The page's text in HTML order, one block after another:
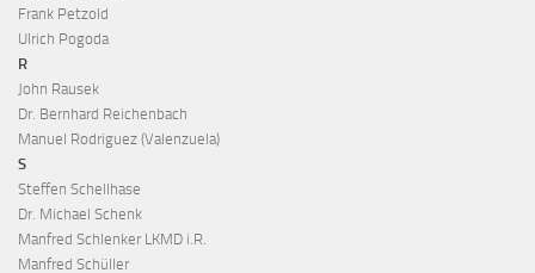
Frank Petzold
Ulrich Pogoda
R
John Rausek
Dr. Bernhard Reichenbach
Manuel Rodriguez (Valenzuela)
S
Steffen Schellhase
Dr. Michael Schenk
Manfred Schlenker LKMD i.R.
Manfred Schüller